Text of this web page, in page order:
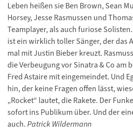
Leben heißen sie Ben Brown, Sean
Horsey, Jesse Rasmussen und
Teamplayer, als auch furiose
ist ein wirklich toller Sänger, der das
mal mit Justin Bieber kreuzt.
die Verbeugung vor Sinatra & Co am
Fred Astaire mit eingemeindet. Und
hin, der keine Fragen offen lässt,
„Rocket“ lautet, die Rakete. Der
sofort ins Publikum über. Und der
auch.Patrick Wildermann